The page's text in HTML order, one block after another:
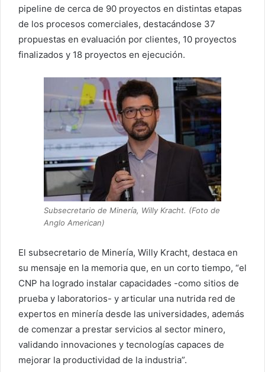
pipeline de cerca de 90 proyectos en distintas etapas
de los procesos comerciales, destacándose 37
propuestas en evaluación por clientes, 10 proyectos
finalizados y 18 proyectos en ejecución.
Subsecretario de Minería, Willy Kracht. (Foto de
Anglo American)
El subsecretario de Minería, Willy Kracht, destaca en
su mensaje en la memoria que, en un corto tiempo, “el
CNP ha logrado instalar capacidades -como sitios de
prueba y laboratorios- y articular una nutrida red de
expertos en minería desde las universidades, además
de comenzar a prestar servicios al sector minero,
validando innovaciones y tecnologías capaces de
mejorar la productividad de la industria”.